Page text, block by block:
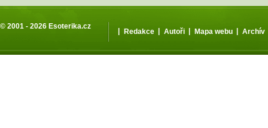
© 2001 - 2026 Esoterika.cz
| Redakce | Autoři | Mapa webu | Archív